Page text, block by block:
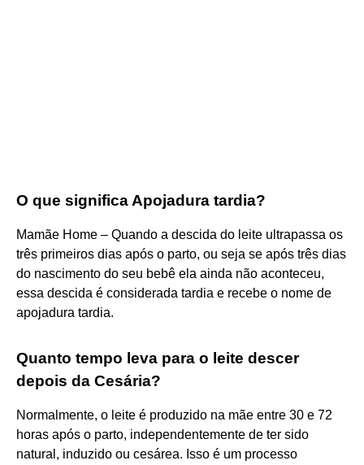
O que significa Apojadura tardia?
Mamãe Home – Quando a descida do leite ultrapassa os
três primeiros dias após o parto, ou seja se após três dias
do nascimento do seu bebê ela ainda não aconteceu,
essa descida é considerada tardia e recebe o nome de
apojadura tardia.
Quanto tempo leva para o leite descer
depois da Cesária?
Normalmente, o leite é produzido na mãe entre 30 e 72
horas após o parto, independentemente de ter sido
natural, induzido ou cesárea. Isso é um processo